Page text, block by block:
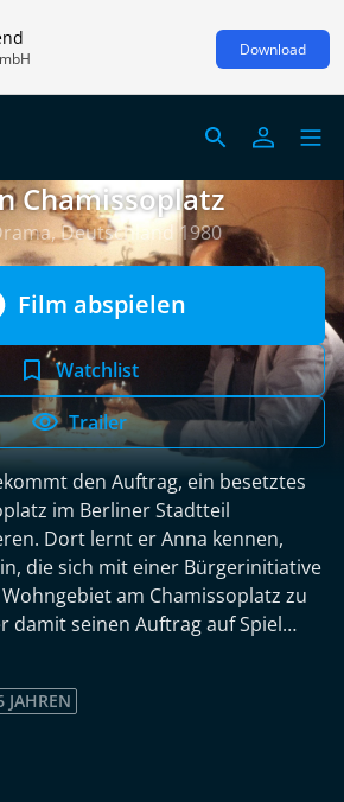
Download
Chamissoplatz
Deutschland 1980
Film abspielen
Watchlist
Trailer
den Auftrag, ein besetztes
im Berliner Stadtteil
Dort lernt er Anna kennen,
die sich mit einer Bürgerinitiative
am Chamissoplatz zu
damit seinen Auftrag auf Spiel
sich in Anna und geht eine
schon bald die Seiten und
des Chamissoplatzes in
JAHREN